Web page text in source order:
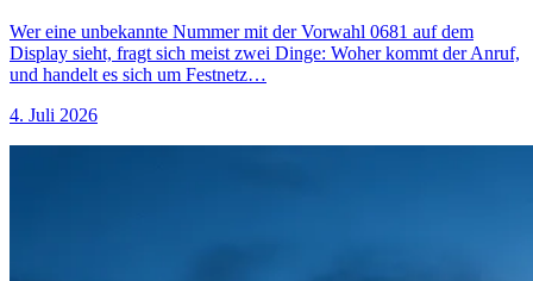
Wer eine unbekannte Nummer mit der Vorwahl 0681 auf dem
Display sieht, fragt sich meist zwei Dinge: Woher kommt der Anruf,
und handelt es sich um Festnetz…
4. Juli 2026